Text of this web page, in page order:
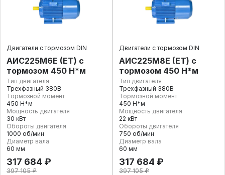
Двигатели с тормозом DIN
АИС225М6Е (ET) с
тормозом 450 Н*м
Тип двигателя
Трехфазный 380В
Тормозной момент
450 Н*м
Мощность двигателя
30 кВт
Обороты двигателя
1000 об/мин
Диаметр вала
60 мм
317 684 ₽
397 105 ₽
Двигатели с тормозом DIN
АИС225М8Е (ET) с
тормозом 450 Н*м
Тип двигателя
Трехфазный 380В
Тормозной момент
450 Н*м
Мощность двигателя
22 кВт
Обороты двигателя
750 об/мин
Диаметр вала
60 мм
317 684 ₽
397 105 ₽